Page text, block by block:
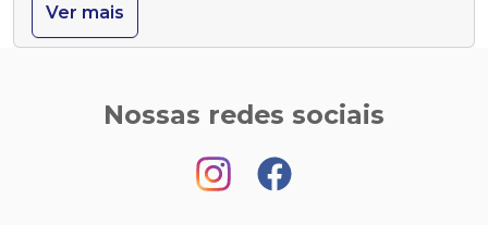
Ver mais
Nossas redes sociais